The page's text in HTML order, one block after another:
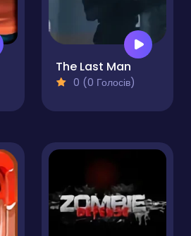
The Last Man
0 (0 Голосів)